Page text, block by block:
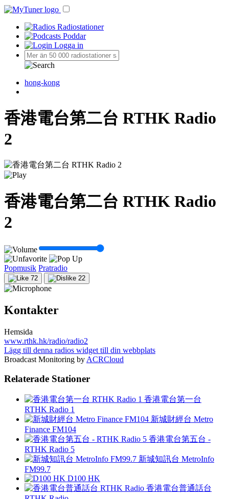
Radiostationer
Poddar
Logga in
hong-kong
香港電台第二台 RTHK Radio
2
香港電台第二台 RTHK Radio
2
Popmusik Pratradio
72 22
Kontakter
Hemsida
www.rthk.hk/radio/radio2
Lägg till denna radios widget till din webbplats
Broadcast Monitoring by ACRCloud
Relaterade Stationer
香港電台第一台
RTHK Radio 1
新城財經台 Metro
Finance FM104
香港電台第五台 -
RTHK Radio 5
新城知訊台 MetroInfo
FM99.7
D100 HK
香港電台普通話台